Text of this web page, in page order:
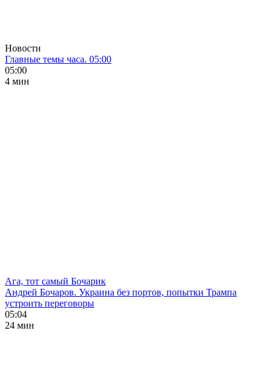
Новости
Главные темы часа. 05:00
05:00
4 мин
Ага, тот самый Бочарик
Андрей Бочаров. Украина без портов, попытки Трампа
устроить переговоры
05:04
24 мин